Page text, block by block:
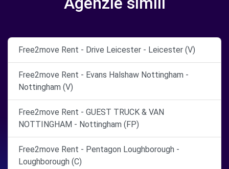
Free2move Rent - Drive Leicester - Leicester (V)
Free2move Rent - Evans Halshaw Nottingham -
Nottingham (V)
Free2move Rent - GUEST TRUCK & VAN
NOTTINGHAM - Nottingham (FP)
Free2move Rent - Pentagon Loughborough -
Loughborough (C)